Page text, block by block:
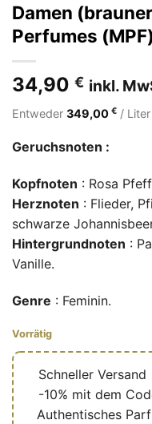
Damen
Perfumes (MPF)
34,90 € inkl.
Entweder 349,00 € / Liter
Geruchsnoten :
Kopfnoten : Rosa
Herznoten : Flieder,
schwarze
Hintergrundnoten :
Vanille.
Genre : Feminin.
Vorrätig
Schneller Versand
-10% mit dem
Authentisches